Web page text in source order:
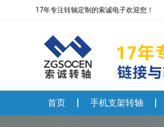
17年专注转轴定制的索诚电子欢迎您！
首页 手机支架转轴